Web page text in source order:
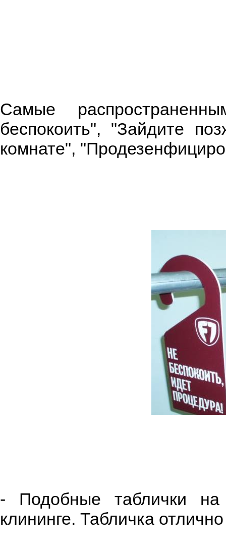
Самые
беспокоить", "Зайдите
комнате",
- Подобные таблички на
клининге. Табличка